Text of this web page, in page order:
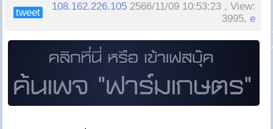
tweet
108.162.226.105 2566/11/09 10:53:23 , View:
3995,e